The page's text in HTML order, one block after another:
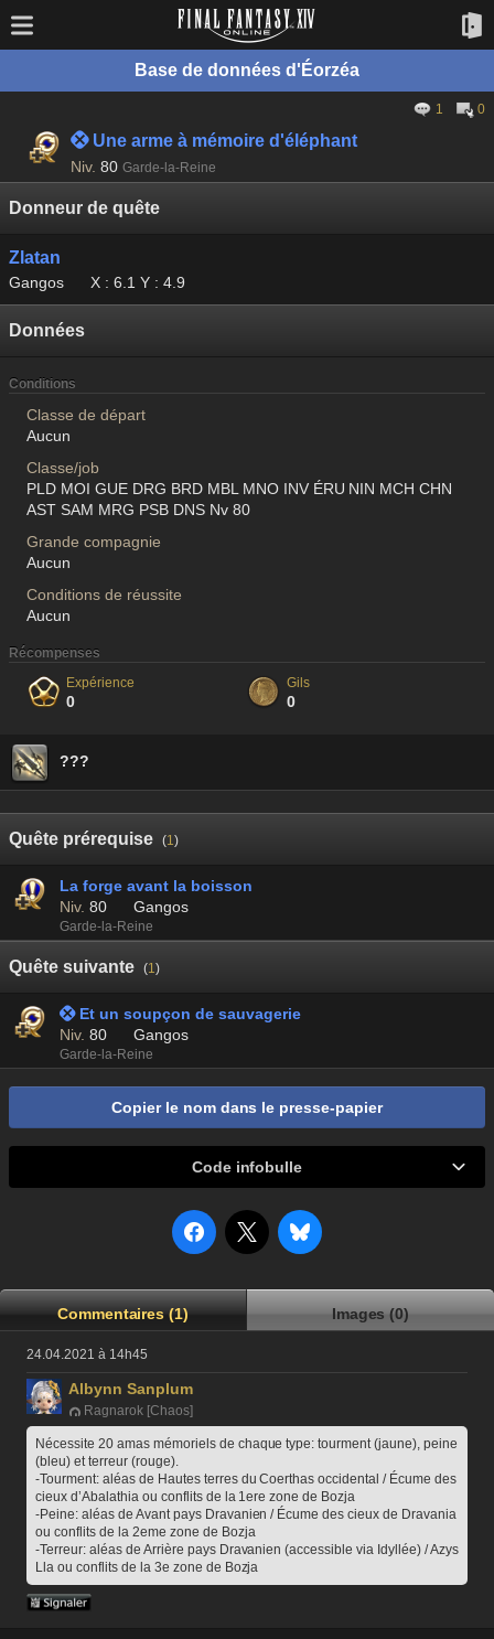
Base de données d'Éorzéa
1 0
 Une arme à mémoire d'éléphant
Niv. 80 Garde-la-Reine
Donneur de quête
Zlatan
Gangos X : 6.1 Y : 4.9
Données
Conditions
Classe de départ
Aucun
Classe/job
PLD MOI GUE DRG BRD MBL MNO INV ÉRU NIN MCH CHN
AST SAM MRG PSB DNS Nv 80
Grande compagnie
Aucun
Conditions de réussite
Aucun
Récompenses
Expérience
0
Gils
0
???
Quête prérequise (1)
La forge avant la boisson
Niv. 80 Gangos
Garde-la-Reine
Quête suivante (1)
 Et un soupçon de sauvagerie
Niv. 80 Gangos
Garde-la-Reine
Copier le nom dans le presse-papier
Code infobulle
Commentaires (1) Images (0)
24.04.2021 à 14h45
Albynn Sanplum
Ragnarok [Chaos]
Nécessite 20 amas mémoriels de chaque type: tourment (jaune), peine
(bleu) et terreur (rouge).
-Tourment: aléas de Hautes terres du Coerthas occidental / Écume des
cieux d’Abalathia ou conflits de la 1ere zone de Bozja
-Peine: aléas de Avant pays Dravanien / Écume des cieux de Dravania
ou conflits de la 2eme zone de Bozja
-Terreur: aléas de Arrière pays Dravanien (accessible via Idyllée) / Azys
Lla ou conflits de la 3e zone de Bozja